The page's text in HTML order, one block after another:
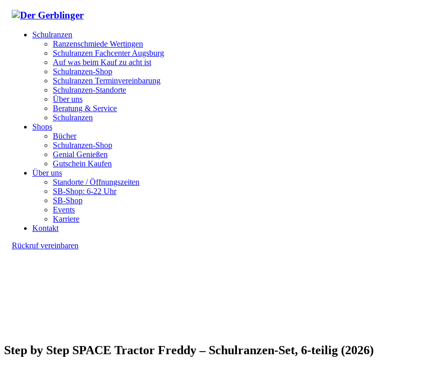
Schulranzen
Ranzenschmiede Wertingen
Schulranzen Fachcenter Augsburg
Auf was beim Kauf zu acht ist
Schulranzen-Shop
Schulranzen Terminvereinbarung
Schulranzen-Standorte
Über uns
Beratung & Service
Schulranzen
Shops
Bücher
Schulranzen-Shop
Genial Genießen
Gutschein Kaufen
Über uns
Standorte / Öffnungszeiten
SB-Shop: 6-22 Uhr
SB-Shop
Events
Karriere
Kontakt
Rückruf vereinbaren
Step by Step SPACE Tractor Freddy – Schulranzen-Set, 6-teilig (2026)